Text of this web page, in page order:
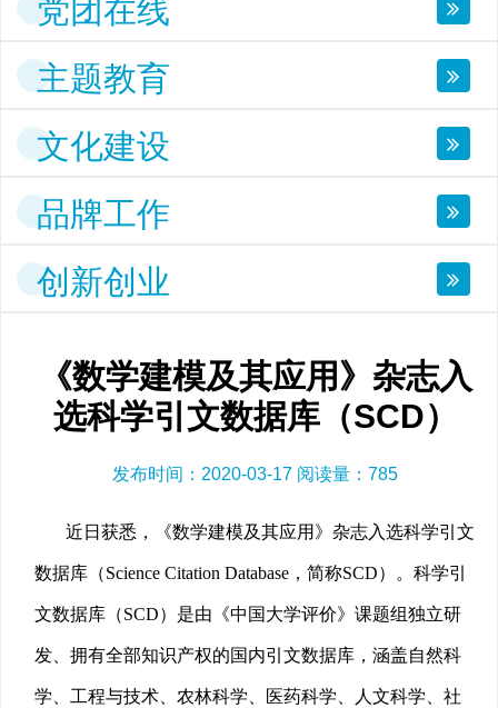
党团在线
主题教育
文化建设
品牌工作
创新创业
《数学建模及其应用》杂志入
选科学引文数据库（SCD）
发布时间：2020-03-17 阅读量： 785
近日获悉，《数学建模及其应用》杂志入选科学引文
数据库（Science Citation Database，简称SCD）。科学引
文数据库（SCD）是由《中国大学评价》课题组独立研
发、拥有全部知识产权的国内引文数据库，涵盖自然科
学、工程与技术、农林科学、医药科学、人文科学、社